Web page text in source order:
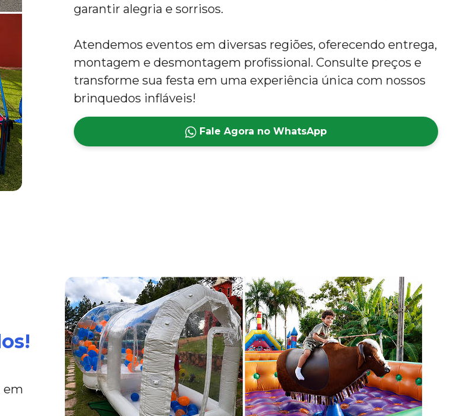
garantir alegria e sorrisos.
Atendemos eventos em diversas regiões, oferecendo entrega,
montagem e desmontagem profissional. Consulte preços e
transforme sua festa em uma experiência única com nossos
brinquedos infláveis!
Fale Agora no WhatsApp
em